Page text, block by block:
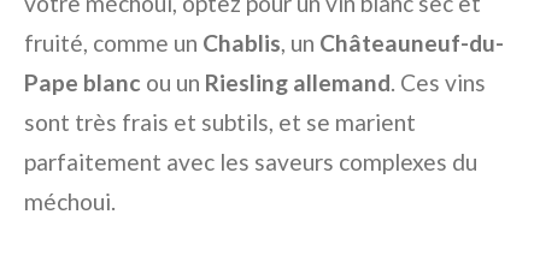
fruité, comme un Chablis, un Châteauneuf-du-
Pape blanc ou un Riesling allemand. Ces vins
sont très frais et subtils, et se marient
parfaitement avec les saveurs complexes du
méchoui.